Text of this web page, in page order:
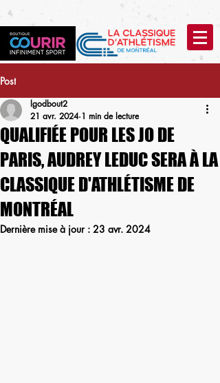
Post
QUALIFIÉE POUR LES JO DE
PARIS, AUDREY LEDUC SERA À LA
CLASSIQUE D'ATHLÉTISME DE
MONTRÉAL
lgodbout2
21 avr. 2024 1 min de lecture
Dernière mise à jour : 23 avr. 2024